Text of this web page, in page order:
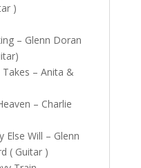
)
– Glenn Doran
– Anita &
– Charlie
Else Will – Glenn
( Guitar )